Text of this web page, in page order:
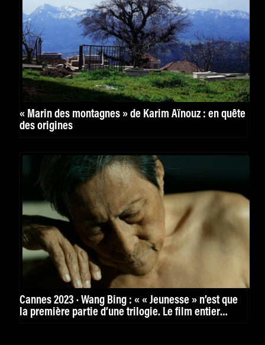
« Marin des montagnes » de Karim Aïnouz : en quête
des origines
Cannes 2023 · Wang Bing : « « Jeunesse » n’est que
la première partie d’une trilogie. Le film entier